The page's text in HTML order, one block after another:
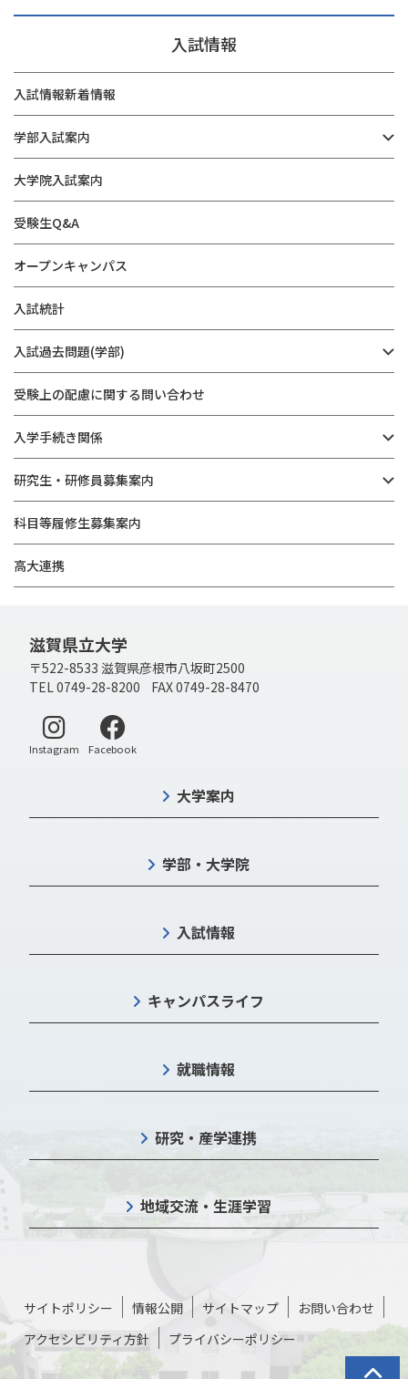
入試情報
入試情報新着情報
学部入試案内
大学院入試案内
受験生Q&A
オープンキャンパス
入試統計
入試過去問題(学部)
受験上の配慮に関する問い合わせ
入学手続き関係
研究生・研修員募集案内
科目等履修生募集案内
高大連携
滋賀県立大学
〒522-8533 滋賀県彦根市八坂町2500
TEL 0749-28-8200 FAX 0749-28-8470
Instagram 別ウィンドウで開く
Facebook別ウィンドウで開く
大学案内
学部・大学院
入試情報
キャンパスライフ
就職情報
研究・産学連携
地域交流・生涯学習
サイトポリシー 情報公開 サイトマップ
お問い合わせ
アクセシビリティ方針
プライバシーポリシー
トップ